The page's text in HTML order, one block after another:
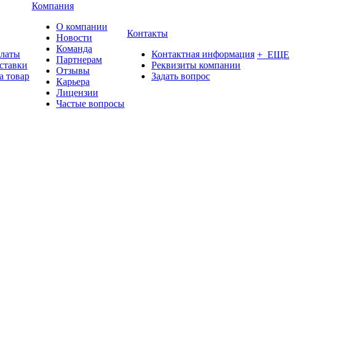
товар
Компания
О компании
Новости
Команда
Партнерам
Отзывы
Карьера
Лицензии
Частые вопросы
Контакты
Контактная информация
Реквизиты компании
Задать вопрос
+ ЕЩЕ